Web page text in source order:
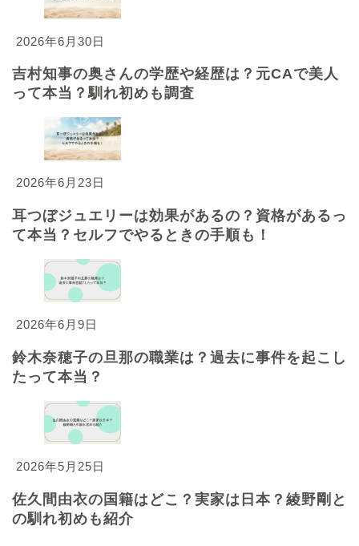
2026年6月30日
吉村知事の奥さんの学歴や経歴は？元CAで美人
って本当？馴れ初めも調査
2026年6月23日
耳つぼジュエリーは効果があるの？資格があるっ
て本当？セルフでやるときの手順も！
2026年6月9日
鈴木奈穂子の旦那の職業は？過去に事件を起こし
たって本当？
2026年5月25日
佐久間由衣の国籍はどこ？実家は日本？綾野剛と
の馴れ初めも紹介